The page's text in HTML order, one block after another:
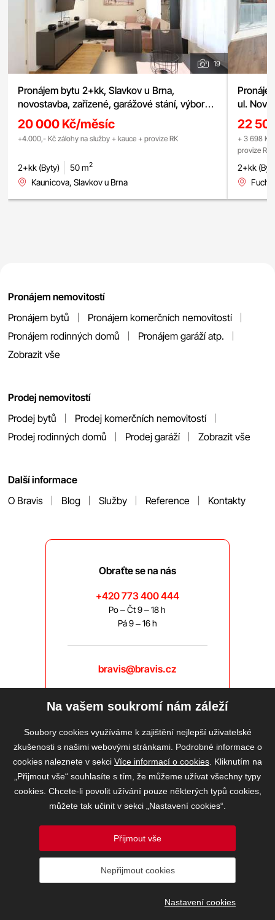
19
Pronájem bytu 2+kk, Slavkov u Brna,
novostavba, zařízené, garážové stání, výborná
dostupnost do Brna, ul. Kaunicova
20 000 Kč/měsíc
+4.000,- Kč zálohy na služby + kauce + provize RK
2+kk (Byty) 50 m2
Kaunicova, Slavkov u Brna
ul.
chytrá
lodžie,
22
+ 3 698 Kč
provize RK
2+kk
Pronájem nemovitostí
Pronájem bytů
Pronájem komerčních nemovitostí
Pronájem rodinných domů
Pronájem garáží atp.
Zobrazit vše
Prodej nemovitostí
Prodej bytů
Prodej komerčních nemovitostí
Prodej rodinných domů
Prodej garáží Zobrazit vše
Další informace
O Bravis
Blog Služby Reference Kontakty
Obraťte se na nás
+420 773 400 444
Po – Čt 9 – 18 h
Pá 9 – 16 h
bravis@bravis.cz
Informace o ochraně osobních údajů
Nastavení cookies
Na vašem soukromí nám záleží
Soubory cookies využíváme k zajištění nejlepší uživatelské
zkušenosti s našimi webovými stránkami. Podrobné informace o
cookies naleznete v sekci Více informací o cookies . Kliknutím na
„Přijmout vše“ souhlasíte s tím, že můžeme užívat všechny typy
cookies. Chcete-li povolit užívání pouze některých typů cookies,
můžete tak učinit v sekci „Nastavení cookies“.
Přijmout vše
Nepřijmout cookies
Nastavení cookies